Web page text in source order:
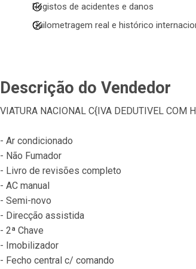
Registos de acidentes e danos
Quilometragem real e histórico
Descrição do Vendedor
VIATURA NACIONAL C{IVA DEDUTIVEL COM
- Ar condicionado
- Não Fumador
- Livro de revisões completo
- AC manual
- Semi-novo
- Direcção assistida
- 2ª Chave
- Imobilizador
- Fecho central c/ comando